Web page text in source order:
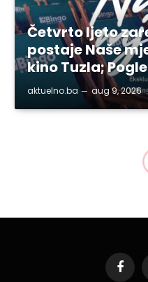
Četvrto ljeto
postaje Naše
kino Tuzla;
aktuelno.ba aug 9, 2026
RTVTK
godišnjicu
emitovanja